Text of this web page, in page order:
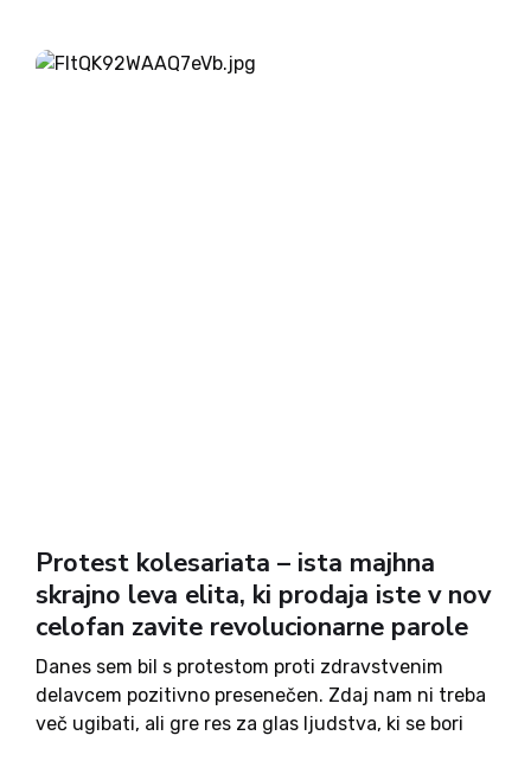
uspešna, saj je sindikat pozno zvečer preklical
stavko, FIDES in Ministrstvo za zdravje pa...
Protest kolesariata – ista majhna
skrajno leva elita, ki prodaja iste v nov
celofan zavite revolucionarne parole
Danes sem bil s protestom proti zdravstvenim
delavcem pozitivno presenečen. Zdaj nam ni treba
več ugibati, ali gre res za glas ljudstva, ki se bori